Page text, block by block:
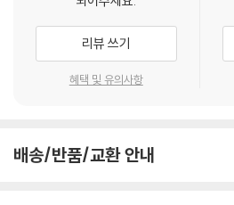
이해하는 성
성교육을 해야 하는 때가 있어요.
성교육의 핵심은 ‘내 몸은 내 거’에요.
음란물로부터 보호해요.
적으로 효과가 있는 컨텐츠도 많습니다. 그
는 것입니다. 스마트폰은 아이를 가만히 앉
직이게 합니다. 화려한 색감과 퍼포먼스,
기는 하지만, 이를 보고 아이가 스스로 움직
‘문제아’도 없고 ‘문제부모’도 없습니다. 다
노력하는 해결사 부모는 있습니다. 해결사
잘 알고 아이의 마음을 잘 읽으며 아이의 속
노력하면 좋겠습니다. 이런 노력조차 하지
육아 선배의 마음과 전문가의 지식으로
리뷰 쓰기
혜택 및 유의사항
배송/반품/교환 안내